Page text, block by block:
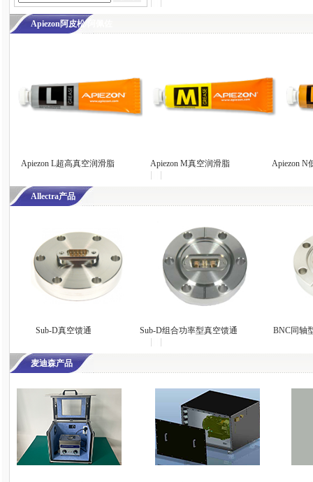
Apiezon阿皮松/阿佩佐
Apiezon L超高真空润滑脂 Apiezon M真空润滑脂 Apiezon N
Allectra产品
Sub-D真空馈通 Sub-D组合功率型真空馈通 BNC同轴
麦迪森产品